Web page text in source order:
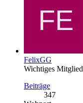
FelixGG
Wichtiges Mitglied
Beiträge
347